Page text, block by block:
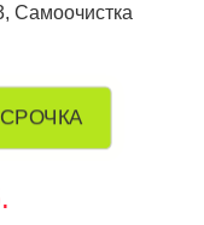
Самоочистка